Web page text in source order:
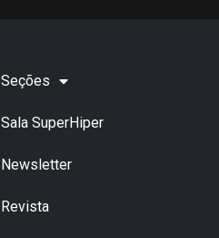
Seções
Sala SuperHiper
Newsletter
Revista